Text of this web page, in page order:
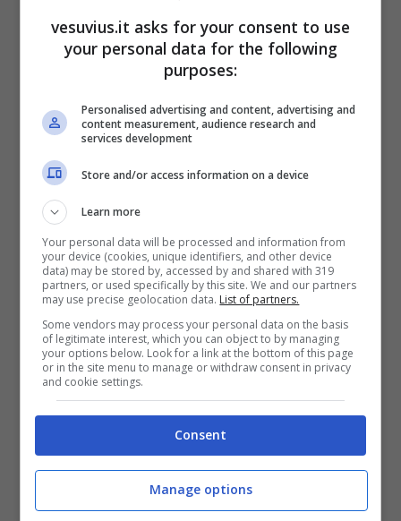
Caldoro però non ci sta e preannuncia “
mobilitazione istituzionale per difendere
imprese e occupazione” se ” la Campania
compensazioni e risorse”. Il governatore ritiene,
infatti, che non è più possibile pagare per gli
errori commessi nel passato: “Siamo un
esempio virtuoso per l’Italia – l’arringa di Caldoro
– dopo tanti anni la Campania ha di nuovo le
carte in regola”; “abbiamo voluto contenere
l’indebitamento – spiega il presidente della
regione – abbiamo riattivato i fondi strutturali e
quindi la parte dello sviluppo e ora abbiamo
grandi progetti”. Programmi per il futuro che
richiedono però unione di intenti tra tutte le
forze in causa ed è quello che richiede Caldoro,
lanciando in questo modo una frecciata
annunciato una manifestazione per il 4
giugno.
vesuvius.it asks for your consent to use
your personal data for the following
purposes:
Personalised advertising and content, advertising and
content measurement, audience research and
services development
Store and/or access information on a device
Learn more
Your personal data will be processed and information from
your device (cookies, unique identifiers, and other device
data) may be stored by, accessed by and shared with 319
partners, or used specifically by this site. We and our partners
may use precise geolocation data. List of partners.
Some vendors may process your personal data on the basis
of legitimate interest, which you can object to by managing
your options below. Look for a link at the bottom of this page
or in the site menu to manage or withdraw consent in privacy
and cookie settings.
Consent
Manage options